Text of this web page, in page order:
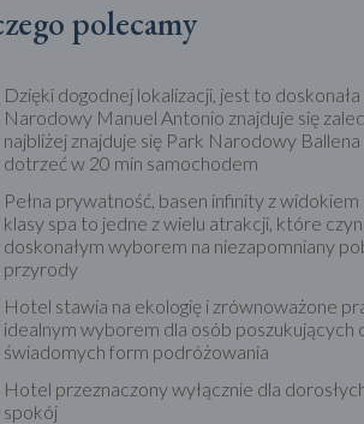
polecamy
Dzięki dogodnej lokalizacji, jest to
Narodowy Manuel Antonio znajduje się
najbliżej znajduje się Park Narodowy
dotrzeć w 20 min samochodem
Pełna prywatność, basen infinity z
klasy spa to jedne z wielu atrakcji, które
doskonałym wyborem na niezapomniany
przyrody
Hotel stawia na ekologię i zrównoważone
idealnym wyborem dla osób poszukujących
świadomych form podróżowania
Hotel przeznaczony wyłącznie dla
spokój